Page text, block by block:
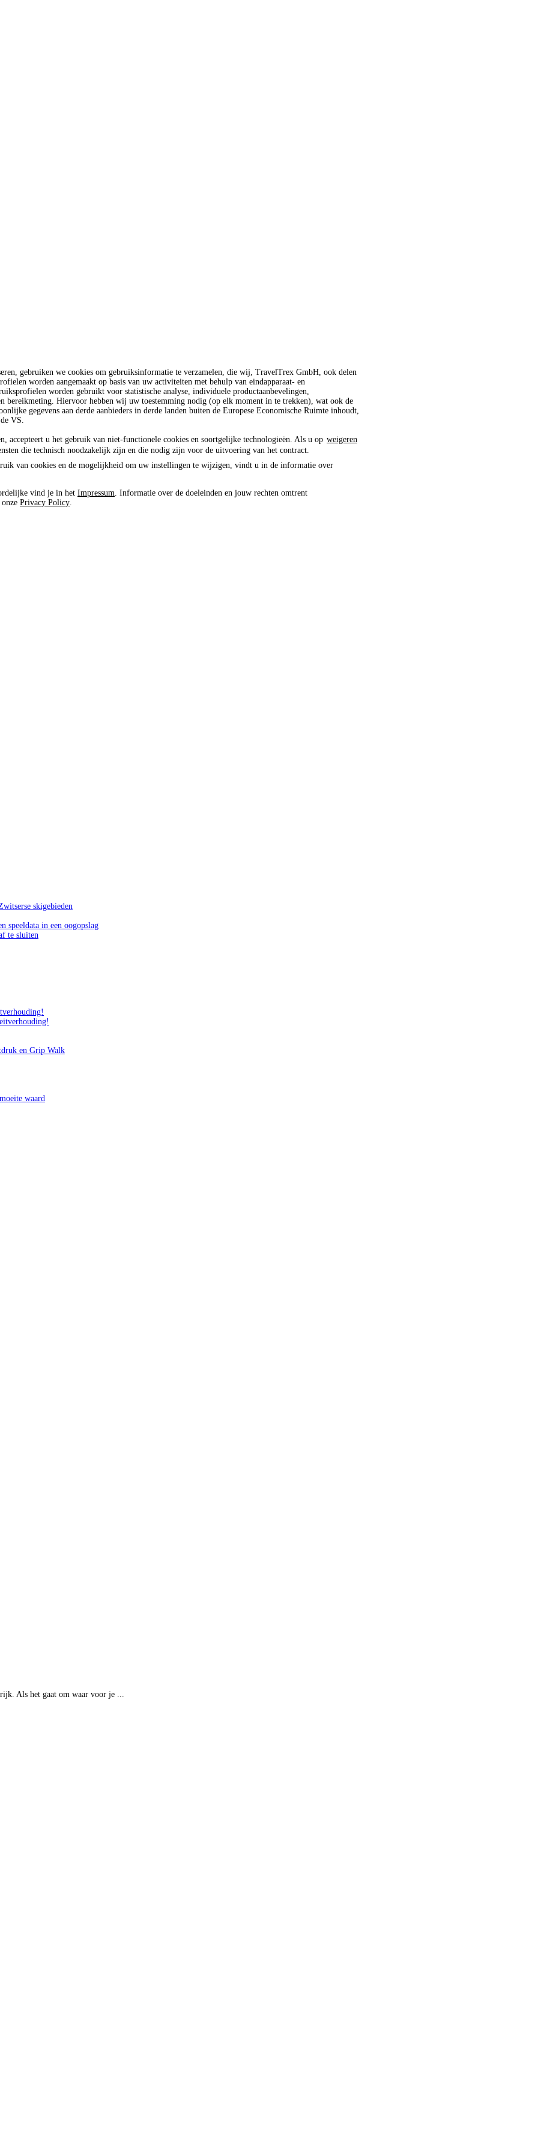
gebruiken we cookies om gebruiksinformatie te verzamelen, die wij, TravelTrex GmbH, ook delen
worden aangemaakt op basis van uw activiteiten met behulp van eindapparaat- en
worden gebruikt voor statistische analyse, individuele productaanbevelingen,
bereikmeting. Hiervoor hebben wij uw toestemming nodig (op elk moment in te trekken), wat ook de
gegevens aan derde aanbieders in derde landen buiten de Europese Economische Ruimte inhoudt,
VS.
accepteert u het gebruik van niet-functionele cookies en soortgelijke technologieën. Als u op weigeren
die technisch noodzakelijk zijn en die nodig zijn voor de uitvoering van het contract.
van cookies en de mogelijkheid om uw instellingen te wijzigen, vindt u in de informatie over
vind je in het Impressum . Informatie over de doeleinden en jouw rechten omtrent
Privacy Policy
skigebieden
speeldata in een oogopslag
te sluiten
en Grip Walk
waard
Als het gaat om waar voor je ...